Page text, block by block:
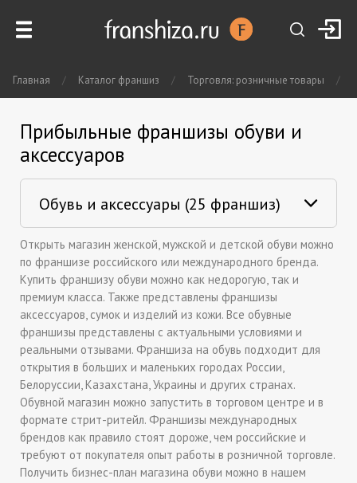
Главная / Каталог франшиз / Торговля: розничные товары /
Прибыльные франшизы обуви и
аксессуаров
Открыть магазин женской, мужской и детской обуви можно
по франшизе российского или международного бренда.
Купить франшизу обуви можно как недорогую, так и
премиум класса. Также представлены франшизы
аксессуаров, сумок и изделий из кожи. Все обувные
франшизы представлены с актуальными условиями и
реальными отзывами. Франшиза на обувь подходит для
открытия в больших и маленьких городах России,
Белоруссии, Казахстана, Украины и других странах.
Обувной магазин можно запустить в торговом центре и в
формате стрит-ритейл. Франшизы международных
брендов как правило стоят дороже, чем российские и
требуют от покупателя опыт работы в розничной торговле.
Получить бизнес-план магазина обуви можно в нашем